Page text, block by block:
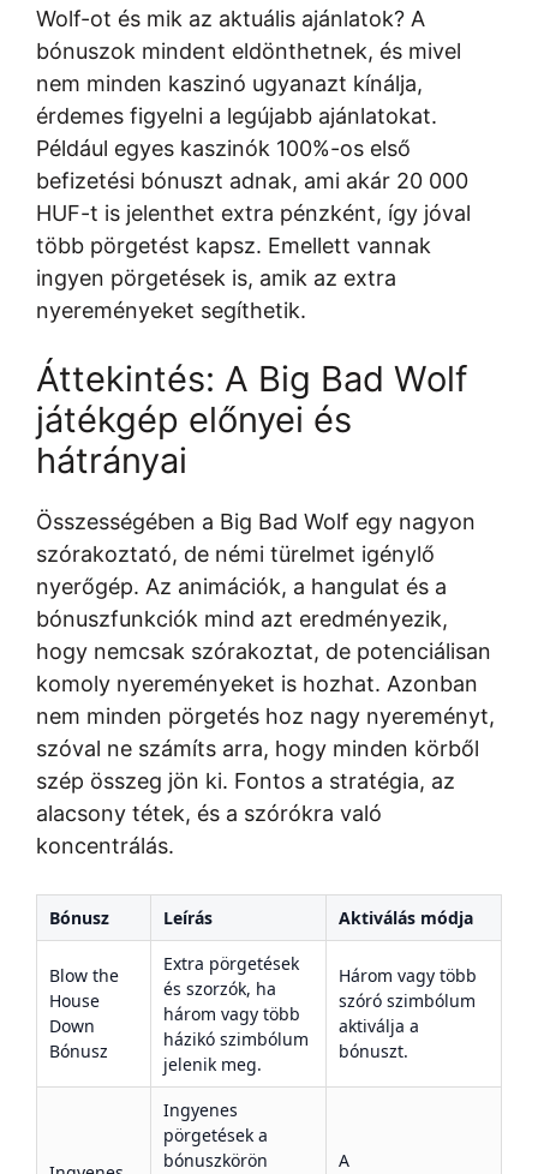
Wolf-ot és mik az aktuális ajánlatok? A
bónuszok mindent eldönthetnek, és mivel
nem minden kaszinó ugyanazt kínálja,
érdemes figyelni a legújabb ajánlatokat.
Például egyes kaszinók 100%-os első
befizetési bónuszt adnak, ami akár 20 000
HUF-t is jelenthet extra pénzként, így jóval
több pörgetést kapsz. Emellett vannak
ingyen pörgetések is, amik az extra
nyereményeket segíthetik.
Áttekintés: A Big Bad Wolf
játékgép előnyei és
hátrányai
Összességében a Big Bad Wolf egy nagyon
szórakoztató, de némi türelmet igénylő
nyerőgép. Az animációk, a hangulat és a
bónuszfunkciók mind azt eredményezik,
hogy nemcsak szórakoztat, de potenciálisan
komoly nyereményeket is hozhat. Azonban
nem minden pörgetés hoz nagy nyereményt,
szóval ne számíts arra, hogy minden körből
szép összeg jön ki. Fontos a stratégia, az
alacsony tétek, és a szórókra való
koncentrálás.
Bónusz Leírás Aktiválás módja
Blow the
House
Down
Bónusz
Extra pörgetések
és szorzók, ha
három vagy több
házikó szimbólum
jelenik meg.
Három vagy több
szóró szimbólum
aktiválja a
bónuszt.
Ingyenes
pörgetések a
bónuszkörön
A